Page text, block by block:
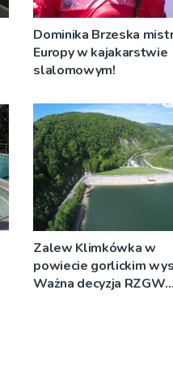
Dominika Brzeska
Europy w kajakarstwie
slalomowym!
Zalew Klimkówka w
powiecie gorlickim
Ważna decyzja RZGW